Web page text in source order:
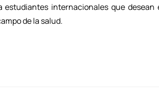
internacionales que desean
de la salud.